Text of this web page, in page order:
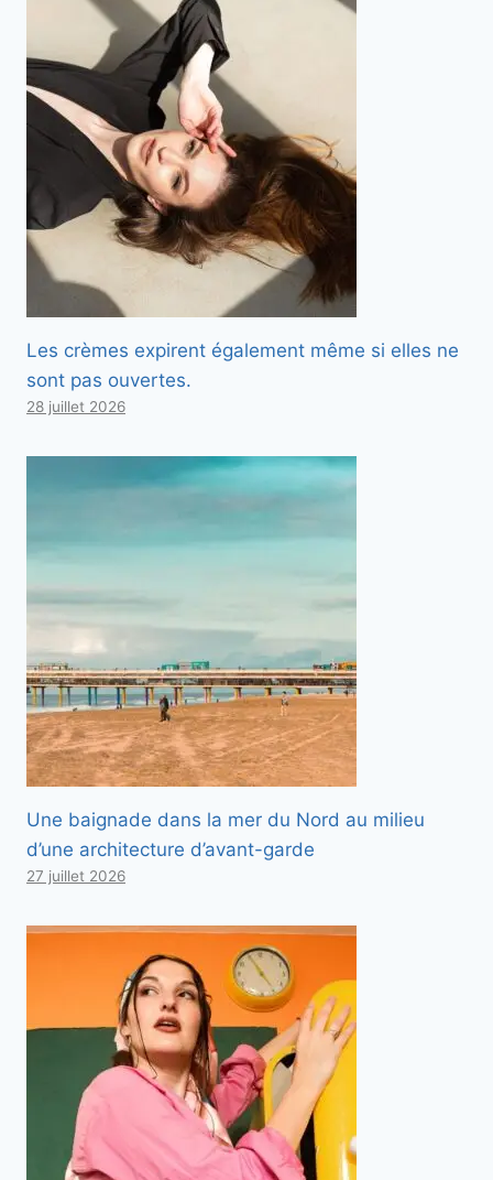
Les crèmes expirent également même si elles ne
sont pas ouvertes.
28 juillet 2026
Une baignade dans la mer du Nord au milieu
d’une architecture d’avant-garde
27 juillet 2026